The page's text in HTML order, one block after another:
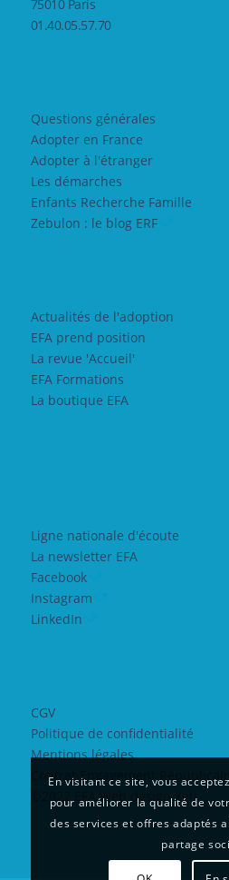
75010 Paris
01.40.05.57.70
Questions générales
Adopter en France
Adopter à l'étranger
Les démarches
Enfants Recherche Famille
Zebulon : le blog ERF
Actualités de l'adoption
EFA prend position
La revue 'Accueil'
EFA Formations
La boutique EFA
Ligne nationale d'écoute
La newsletter EFA
Facebook
Instagram
LinkedIn
CGV
Politique de confidentialité
Mentions légales
Contrat Engagement Républicain
©2022 EFA Web design Yeti
En visitant ce site, vous
pour améliorer la qualité de
des services et offres adaptés
partage